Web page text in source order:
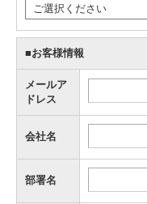
■お客様情報
メールア
ドレス
会社名
部署名